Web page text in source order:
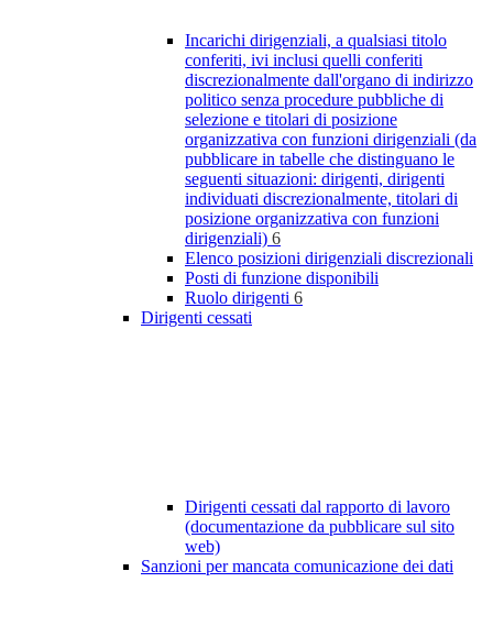
Incarichi dirigenziali, a qualsiasi titolo
conferiti, ivi inclusi quelli conferiti
discrezionalmente dall'organo di indirizzo
politico senza procedure pubbliche di
selezione e titolari di posizione
organizzativa con funzioni dirigenziali (da
pubblicare in tabelle che distinguano le
seguenti situazioni: dirigenti, dirigenti
individuati discrezionalmente, titolari di
posizione organizzativa con funzioni
dirigenziali) 6
Elenco posizioni dirigenziali discrezionali
Posti di funzione disponibili
Ruolo dirigenti 6
Dirigenti cessati
Dirigenti cessati dal rapporto di lavoro
(documentazione da pubblicare sul sito
web)
Sanzioni per mancata comunicazione dei dati